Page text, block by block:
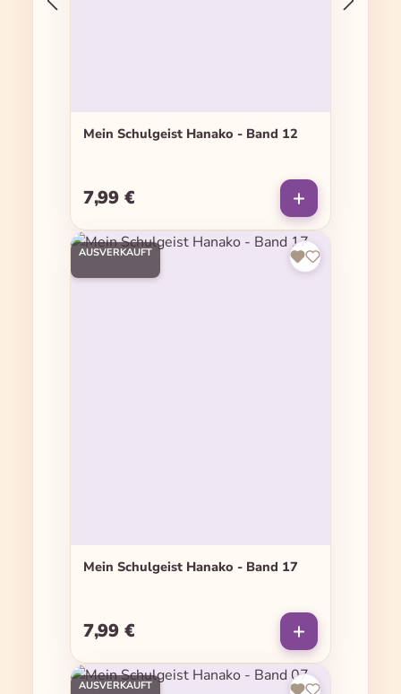
Mein Schulgeist Hanako - Band 12
Regulärer Preis:
7,99 €
AUSVERKAUFT
Mein Schulgeist Hanako - Band 17
Regulärer Preis:
7,99 €
AUSVERKAUFT